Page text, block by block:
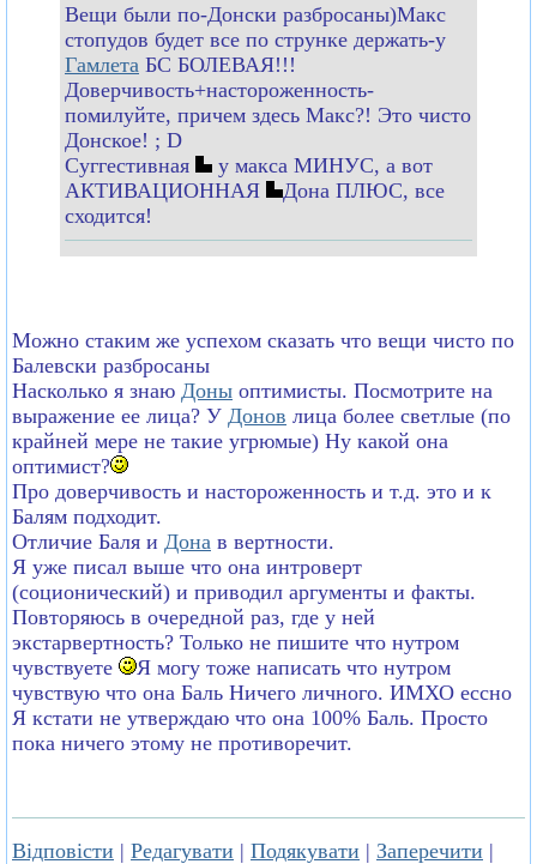
Вещи были по-Донски разбросаны)Макс
стопудов будет все по струнке держать-у
Гамлета БС БОЛЕВАЯ!!!
Доверчивость+настороженность-
помилуйте, причем здесь Макс?! Это чисто
Донское! ; D
Суггестивная
у макса МИНУС, а вот
АКТИВАЦИОННАЯ
Дона ПЛЮС, все
сходится!
Можно стаким же успехом сказать что вещи чисто по
Балевски разбросаны
Насколько я знаю Доны оптимисты. Посмотрите на
выражение ее лица? У Донов лица более светлые (по
крайней мере не такие угрюмые) Ну какой она
оптимист?
Про доверчивость и настороженность и т.д. это и к
Балям подходит.
Отличие Баля и Дона в вертности.
Я уже писал выше что она интроверт
(соционический) и приводил аргументы и факты.
Повторяюсь в очередной раз, где у ней
экстарвертность? Только не пишите что нутром
чувствуете
Я могу тоже написать что нутром
чувствую что она Баль Ничего личного. ИМХО ессно
Я кстати не утверждаю что она 100% Баль. Просто
пока ничего этому не противоречит.
Відповісти | Редагувати | Подякувати | Заперечити |